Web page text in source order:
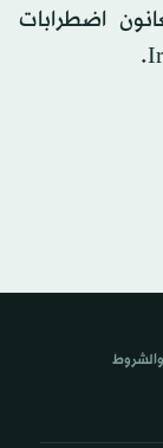
اضطرابات